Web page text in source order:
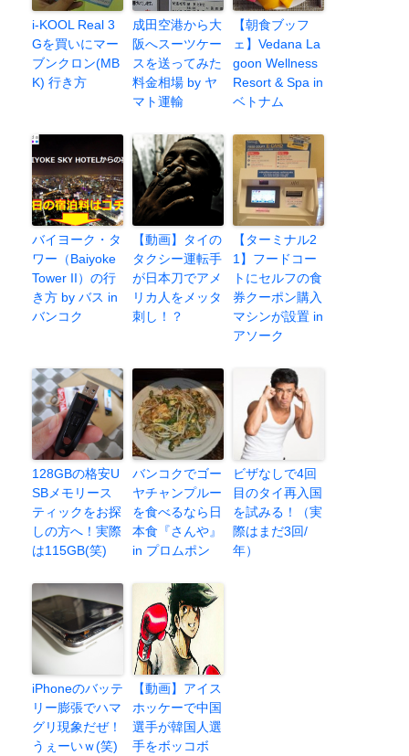
i-KOOL Real 3
Gを買いにマー
ブンクロン(MB
K) 行き方
成田空港から大
阪へスーツケー
スを送ってみた
料金相場 by ヤ
マト運輸
【朝食ブッフ
ェ】Vedana La
goon Wellness
Resort & Spa in
ベトナム
バイヨーク・タ
ワー（Baiyoke
Tower II）の行
き方 by バス in
バンコク
【動画】タイの
タクシー運転手
が日本刀でアメ
リカ人をメッタ
刺し！？
【ターミナル2
1】フードコー
トにセルフの食
券クーポン購入
マシンが設置 in
アソーク
128GBの格安U
SBメモリース
ティックをお探
しの方へ！実際
は115GB(笑)
バンコクでゴー
ヤチャンプルー
を食べるなら日
本食『さんや』
in プロムポン
ビザなしで4回
目のタイ再入国
を試みる！（実
際はまだ3回/
年）
iPhoneのバッテ
リー膨張でハマ
グリ現象だぜ！
うぇーいｗ(笑)
【動画】アイス
ホッケーで中国
選手が韓国人選
手をボッコボ